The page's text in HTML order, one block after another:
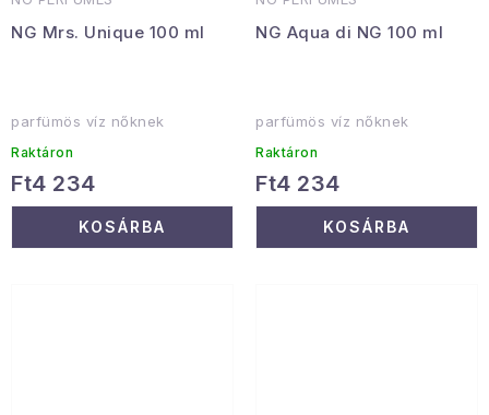
NG Mrs. Unique 100 ml
parfümös víz nőknek
Raktáron
Ft4 234
KOSÁRBA
NG Aqua di NG 100 ml
parfümös víz nőknek
Raktáron
Ft4 234
KOSÁRBA